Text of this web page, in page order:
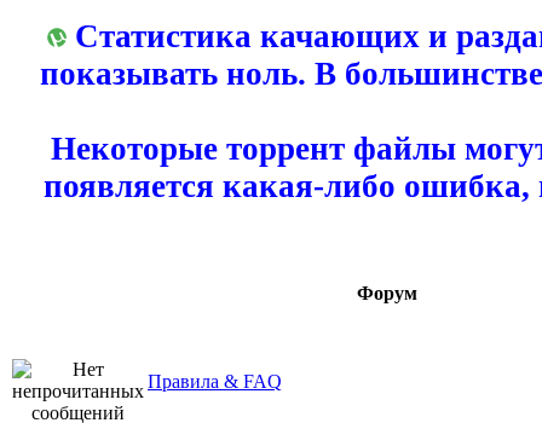
Статистика качающих и
показывать ноль. В
Некоторые торрент файлы
появляется какая-либо
Форум
Правила & FAQ